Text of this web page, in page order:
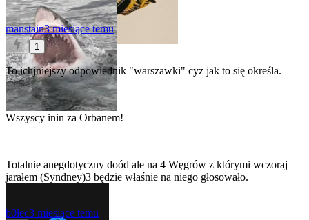
manstain3 miesiące temu
1
To ichjniejszy odpowiednik "warszawki" cyz jak to się określa.
Wszyscy inin za Orbanem!
Totalnie anegdotyczny doód ale na 4 Węgrów z którymi wczoraj
jarałem (Syndney)3 będzie właśnie na niego głosowało.
b0lec3 miesiące temu